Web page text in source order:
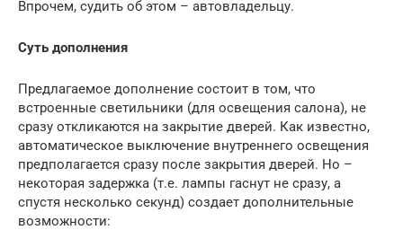
Впрочем, судить об этом – автовладельцу.
Суть дополнения
Предлагаемое дополнение состоит в том, что
встроенные светильники (для освещения салона), не
сразу откликаются на закрытие дверей. Как известно,
автоматическое выключение внутреннего освещения
предполагается сразу после закрытия дверей. Но –
некоторая задержка (т.е. лампы гаснут не сразу, а
спустя несколько секунд) создает дополнительные
возможности: